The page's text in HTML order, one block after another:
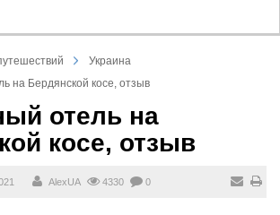
Украина
на Бердянской косе, отзыв
отель на
косе, отзыв
AlexUA 4330 0